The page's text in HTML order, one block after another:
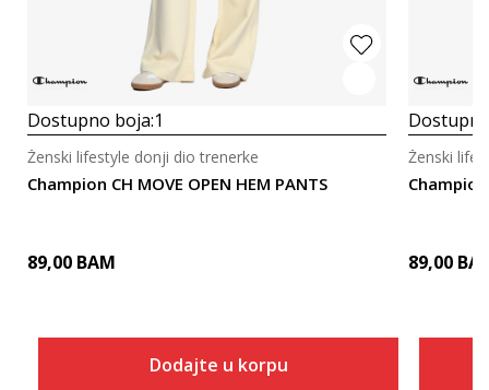
Dostupno boja:1
Champion CH MOVE OPEN HEM PANTS
Ženski lifestyle donji dio trenerke
89,00 BAM
Dodajte u korpu
Champion
Ženski
89,00